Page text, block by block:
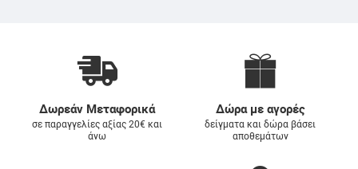
Δωρεάν Μεταφορικά
σε παραγγελίες αξίας 20€ και
άνω
Δώρα με αγορές
δείγματα και δώρα βάσει
αποθεμάτων